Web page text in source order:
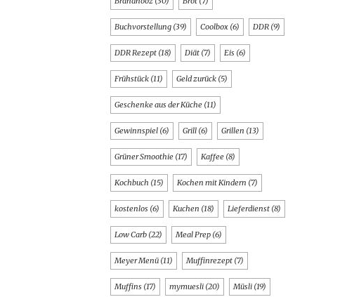
Buchvorstellung (39) Coolbox (6) DDR (9)
DDR Rezept (18) Diät (7) Eis (6)
Frühstück (11) Geld zurück (5)
Geschenke aus der Küche (11)
Gewinnspiel (6) Grill (6) Grillen (13)
Grüner Smoothie (17) Kaffee (8)
Kochbuch (15) Kochen mit Kindern (7)
kostenlos (6) Kuchen (18) Lieferdienst (8)
Low Carb (22) Meal Prep (6)
Meyer Menü (11) Muffinrezept (7)
Muffins (17) mymuesli (20) Müsli (19)